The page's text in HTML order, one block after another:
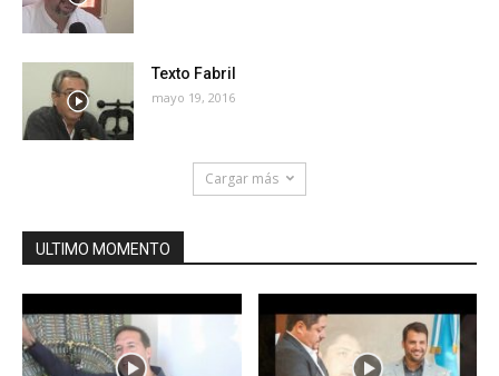
Texto Fabril
mayo 19, 2016
Cargar más
ULTIMO MOMENTO